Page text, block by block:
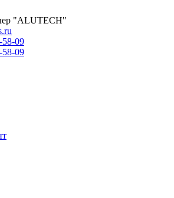
"ALUTECH"
58-09
58-09